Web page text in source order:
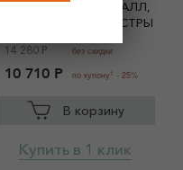
БУКЕТ НЕВЕСТЫ ИЗ КАЛЛ,
ОРХИДЕЙ И АСПИДИСТРЫ
14 280 Р без скидки
10 710 Р по купону 1 - 25%
В корзину
Купить в 1 клик